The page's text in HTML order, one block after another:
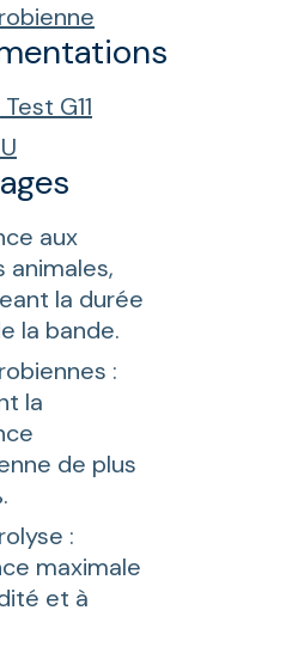
G11
aux
animales,
la durée
la bande.
:
la
de plus
:
maximale
et à